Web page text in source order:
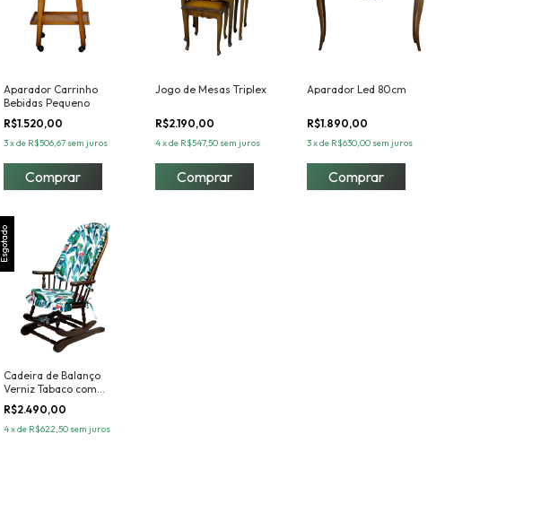
Aparador Carrinho
Bebidas Pequeno
R$1.520,00
3xde R$506,67 sem juros
Jogo de Mesas Triplex
R$2.190,00
4xde R$547,50 sem juros
Aparador Led 80cm
R$1.890,00
3xde R$630,00 sem juros
Esgotado
Cadeira de Balanço
Verniz Tabaco com
Almofada
R$2.490,00
4xde R$622,50 sem juros